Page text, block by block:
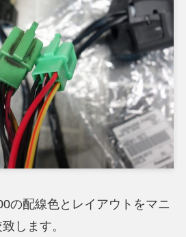
の配線色とレイアウトをマニ
します。